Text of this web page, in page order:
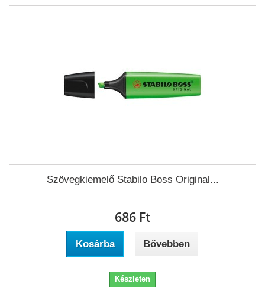
Szövegkiemelő Stabilo Boss Original...
686 Ft‎
Kosárba Bővebben
Készleten